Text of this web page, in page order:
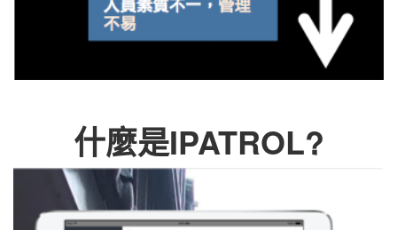
什麼是IPATROL?